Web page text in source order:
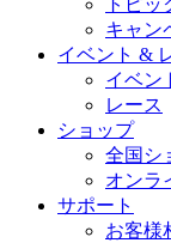
トピッ
キャン
イベント &
イベン
レース
ショップ
全国シ
オンラ
サポート
お客様